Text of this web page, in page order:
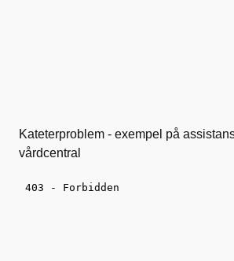
Kateterproblem - exempel på
vårdcentral